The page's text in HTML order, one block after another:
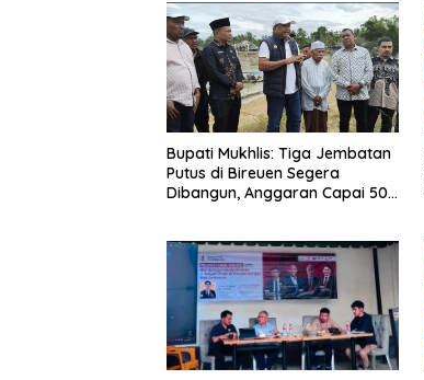
Bupati Mukhlis: Tiga Jembatan
Putus di Bireuen Segera
Dibangun, Anggaran Capai 500